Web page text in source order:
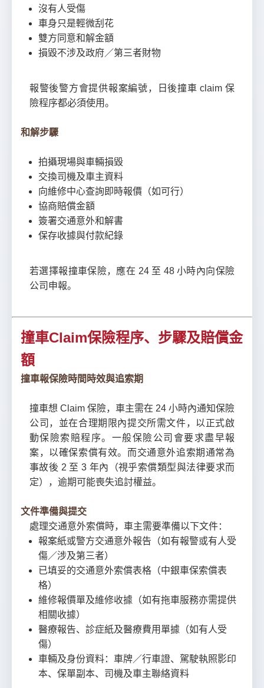
沒有人受傷
車身只是輕微刮花
雙方同意和解金額
損毀不涉及政府／第三者財物
報警後警方會提供報案編號，日後撞車 claim 保
險程序都必須使用。
和解步驟
拍攝現場與車輛損毀
交換司機及車主資料
向維修中心查詢即時報價（如可行）
協商賠償金額
簽署交通意外和解書
保存收據與付款紀錄
若選擇報撞車保險，應在 24 至 48 小時內向保險
公司申報。
撞車Claim保險程序、步驟及賠償金
額
撞車報保險時間時效與追索期
撞車想 Claim 保險，車主需在 24 小時內通知保險
公司，並在合理期限內提交所需文件，以正式啟
動保險索賠程序。一般保險公司會要求盡早報
案，以確保索償有效。而交通意外追索期通常為
事故後 2 至 3 年內（視乎索償類型與法律要求而
定），逾期可能喪失追討權益。
文件準備與提交
處理交通意外索償時，車主需要準備以下文件：
報案紙或警方交通意外報告（如有報警或有人受
傷／涉及第三者）
已填妥的交通意外索償表格（中銀車保索償表
格）
維修報價單及維修收據（如有拖車服務亦需提供
相關收據）
醫療報告、診症紙及醫療費用單據（如有人受
傷）
車輛及身份資料：車牌／行車證、駕駛執照影印
本、保單副本、司機及車主聯絡資料